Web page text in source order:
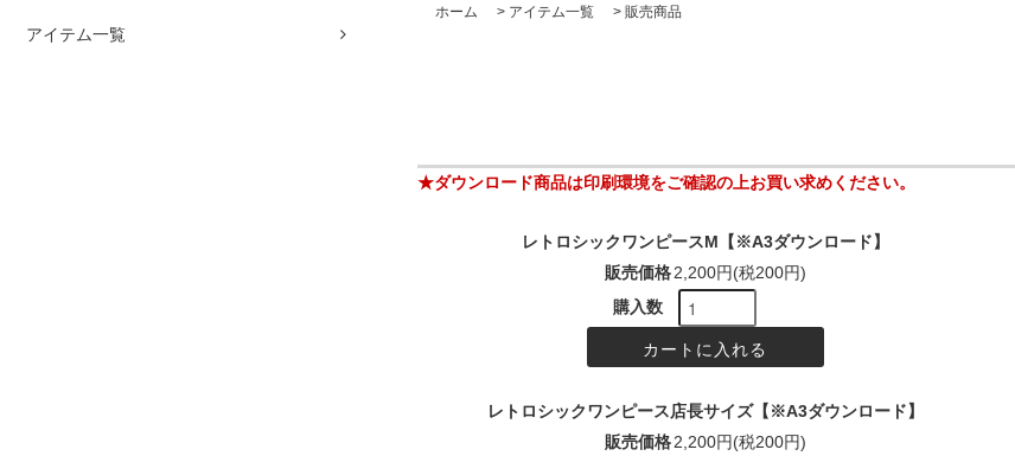
アイテム一覧
ホーム
> アイテム一覧 > 販売商品
★ダウンロード商品は印刷環境をご確認の上お買い求めください。
レトロシックワンピースM【※A3ダウンロード】
販売価格 2,200円(税200円)
購入数
レトロシックワンピース店長サイズ【※A3ダウンロード】
販売価格 2,200円(税200円)